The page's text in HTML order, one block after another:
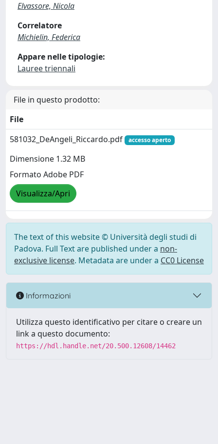
Elvassore, Nicola
Correlatore
Michielin, Federica
Appare nelle tipologie:
Lauree triennali
File in questo prodotto:
File
581032_DeAngeli_Riccardo.pdf
accesso aperto
Dimensione 1.32 MB
Formato Adobe PDF
Visualizza/Apri
The text of this website © Università degli studi di
Padova. Full Text are published under a non-
exclusive license. Metadata are under a CC0 License
Informazioni
Utilizza questo identificativo per citare o creare un
link a questo documento:
https://hdl.handle.net/20.500.12608/14462